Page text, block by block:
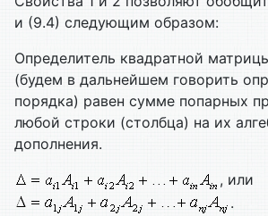
и (9.4) следующим образом:
Определитель квадратной
(будем в дальнейшем говорить
порядка) равен сумме попарных
любой строки (столбца) на их
дополнения.
, или
.